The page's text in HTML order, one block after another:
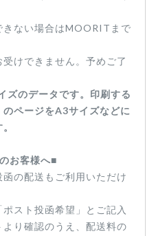
きない場合はMOORITまで
けできません。予めご了
ズのデータです。印刷する
ページをA3サイズなどに
お客様へ■
の配送もご利用いただけ
スト投函希望」とご記入
り確認のうえ、配送料の